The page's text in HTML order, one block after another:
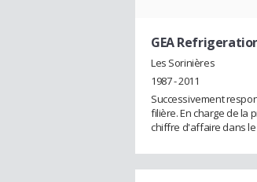
GEA
Les Sorinières
1987 - 2011
Successivement
filière. En charge de la
chiffre d'affaire dans